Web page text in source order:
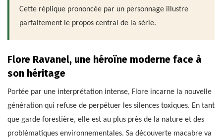
Cette réplique prononcée par un personnage illustre
parfaitement le propos central de la série.
Flore Ravanel, une héroïne moderne face à
son héritage
Portée par une interprétation intense, Flore incarne la nouvelle
génération qui refuse de perpétuer les silences toxiques. En tant
que garde forestière, elle est au plus près de la nature et des
problématiques environnementales. Sa découverte macabre va